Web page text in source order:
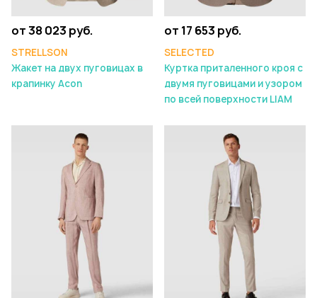
от 38 023 руб.
STRELLSON
Жакет на двух пуговицах в
крапинку Acon
от 17 653 руб.
SELECTED
Куртка приталенного кроя с
двумя пуговицами и узором
по всей поверхности LIAM